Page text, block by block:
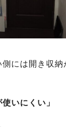
には開き収納
いにくい」